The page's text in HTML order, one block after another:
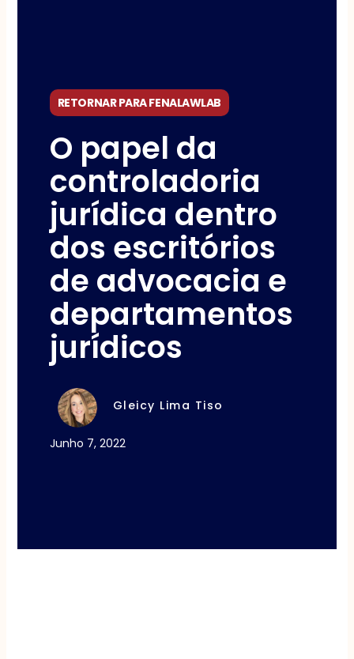
RETORNAR PARA FENALAWLAB
O papel da
controladoria
jurídica dentro
dos escritórios
de advocacia e
departamentos
jurídicos
Gleicy Lima Tiso
Junho 7, 2022